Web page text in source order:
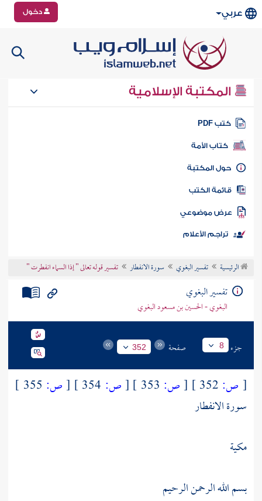
عربي دخول
المكتبة الإسلامية
كتب PDF
كتاب الأمة
المكتبة
الكتب
موضوعي
تراجم الأعلام
الرئيسية تفسير البغوي سورة الانفطار تفسير قوله تعالى " إذا السماء انفطرت "
تفسير البغوي
البغوي - الحسين بن مسعود البغوي
جزء 8 صفحة 352
[ ص: [ص: [ص: [ص:
سورة الانفطار
مكية
بسم الله الرحمن الرحيم